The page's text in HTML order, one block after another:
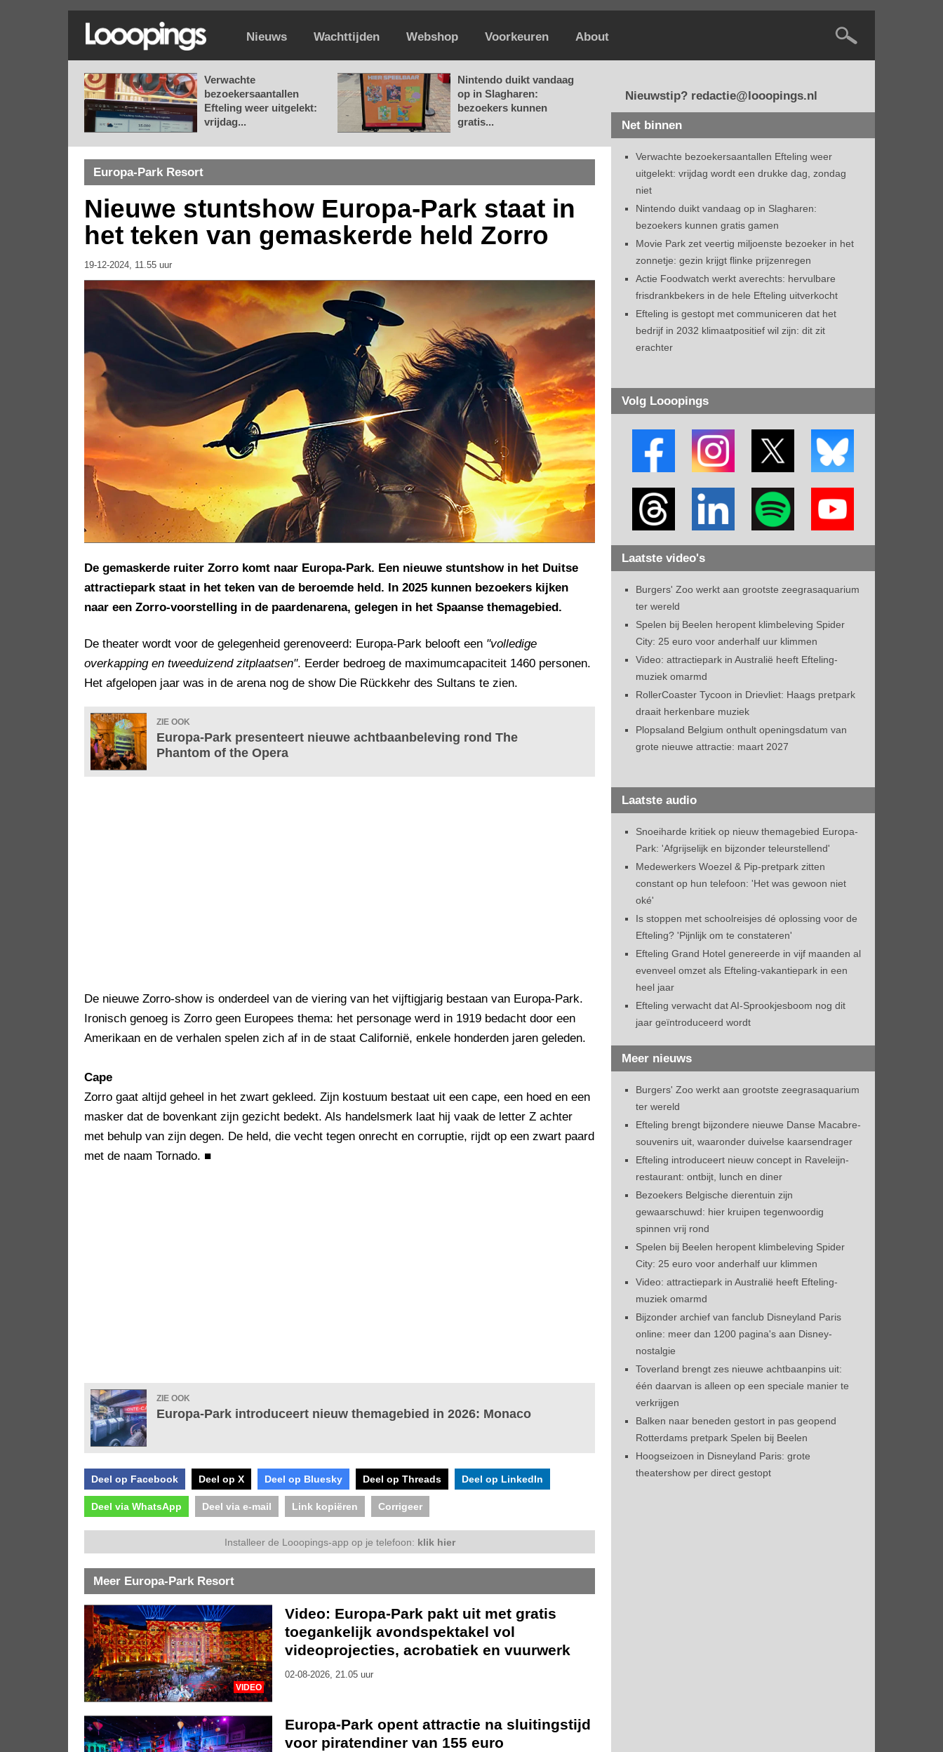
Nieuws Wachttijden Webshop Voorkeuren About
Verwachte
bezoekersaantallen
Efteling weer uitgelekt:
vrijdag...
Nintendo duikt vandaag
op in Slagharen:
bezoekers kunnen
gratis...
Europa-Park Resort
Nieuwe stuntshow Europa-Park staat in
het teken van gemaskerde held Zorro
19-12-2024, 11.55 uur
De gemaskerde ruiter Zorro komt naar Europa-Park. Een nieuwe stuntshow in het Duitse
attractiepark staat in het teken van de beroemde held. In 2025 kunnen bezoekers kijken
naar een Zorro-voorstelling in de paardenarena, gelegen in het Spaanse themagebied.
De theater wordt voor de gelegenheid gerenoveerd: Europa-Park belooft een "volledige
overkapping en tweeduizend zitplaatsen". Eerder bedroeg de maximumcapaciteit 1460 personen.
Het afgelopen jaar was in de arena nog de show Die Rückkehr des Sultans te zien.
ZIE OOK
Europa-Park presenteert nieuwe achtbaanbeleving rond The
Phantom of the Opera
De nieuwe Zorro-show is onderdeel van de viering van het vijftigjarig bestaan van Europa-Park.
Ironisch genoeg is Zorro geen Europees thema: het personage werd in 1919 bedacht door een
Amerikaan en de verhalen spelen zich af in de staat Californië, enkele honderden jaren geleden.
Cape
Zorro gaat altijd geheel in het zwart gekleed. Zijn kostuum bestaat uit een cape, een hoed en een
masker dat de bovenkant zijn gezicht bedekt. Als handelsmerk laat hij vaak de letter Z achter
met behulp van zijn degen. De held, die vecht tegen onrecht en corruptie, rijdt op een zwart paard
met de naam Tornado. ■
ZIE OOK
Europa-Park introduceert nieuw themagebied in 2026: Monaco
Deel op Facebook Deel op X Deel op Bluesky Deel op Threads Deel op LinkedIn
Deel via WhatsApp Deel via e-mail Link kopiëren Corrigeer
Installeer de Looopings-app op je telefoon: klik hier
Meer Europa-Park Resort
VIDEO
Video: Europa-Park pakt uit met gratis
toegankelijk avondspektakel vol
videoprojecties, acrobatiek en vuurwerk
02-08-2026, 21.05 uur
Europa-Park opent attractie na sluitingstijd
voor piratendiner van 155 euro
Nieuwstip? redactie@looopings.nl
Net binnen
Verwachte bezoekersaantallen Efteling weer
uitgelekt: vrijdag wordt een drukke dag, zondag
niet
Nintendo duikt vandaag op in Slagharen:
bezoekers kunnen gratis gamen
Movie Park zet veertig miljoenste bezoeker in het
zonnetje: gezin krijgt flinke prijzenregen
Actie Foodwatch werkt averechts: hervulbare
frisdrankbekers in de hele Efteling uitverkocht
Efteling is gestopt met communiceren dat het
bedrijf in 2032 klimaatpositief wil zijn: dit zit
erachter
Volg Looopings
Laatste video's
Burgers' Zoo werkt aan grootste zeegrasaquarium
ter wereld
Spelen bij Beelen heropent klimbeleving Spider
City: 25 euro voor anderhalf uur klimmen
Video: attractiepark in Australië heeft Efteling-
muziek omarmd
RollerCoaster Tycoon in Drievliet: Haags pretpark
draait herkenbare muziek
Plopsaland Belgium onthult openingsdatum van
grote nieuwe attractie: maart 2027
Laatste audio
Snoeiharde kritiek op nieuw themagebied Europa-
Park: 'Afgrijselijk en bijzonder teleurstellend'
Medewerkers Woezel & Pip-pretpark zitten
constant op hun telefoon: 'Het was gewoon niet
oké'
Is stoppen met schoolreisjes dé oplossing voor de
Efteling? 'Pijnlijk om te constateren'
Efteling Grand Hotel genereerde in vijf maanden al
evenveel omzet als Efteling-vakantiepark in een
heel jaar
Efteling verwacht dat AI-Sprookjesboom nog dit
jaar geïntroduceerd wordt
Meer nieuws
Burgers' Zoo werkt aan grootste zeegrasaquarium
ter wereld
Efteling brengt bijzondere nieuwe Danse Macabre-
souvenirs uit, waaronder duivelse kaarsendrager
Efteling introduceert nieuw concept in Raveleijn-
restaurant: ontbijt, lunch en diner
Bezoekers Belgische dierentuin zijn
gewaarschuwd: hier kruipen tegenwoordig
spinnen vrij rond
Spelen bij Beelen heropent klimbeleving Spider
City: 25 euro voor anderhalf uur klimmen
Video: attractiepark in Australië heeft Efteling-
muziek omarmd
Bijzonder archief van fanclub Disneyland Paris
online: meer dan 1200 pagina's aan Disney-
nostalgie
Toverland brengt zes nieuwe achtbaanpins uit:
één daarvan is alleen op een speciale manier te
verkrijgen
Balken naar beneden gestort in pas geopend
Rotterdams pretpark Spelen bij Beelen
Hoogseizoen in Disneyland Paris: grote
theatershow per direct gestopt